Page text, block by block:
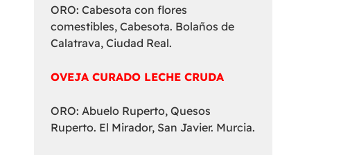
ORO: Cabesota con flores
comestibles, Cabesota. Bolaños de
Calatrava, Ciudad Real.
OVEJA CURADO LECHE CRUDA
ORO: Abuelo Ruperto, Quesos
Ruperto. El Mirador, San Javier. Murcia.